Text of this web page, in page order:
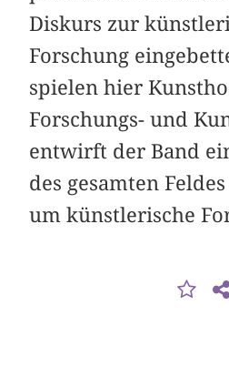
Diskurs zur
Forschung
spielen hier
Forschungs- und
entwirft der Band
des gesamten
um künstlerische